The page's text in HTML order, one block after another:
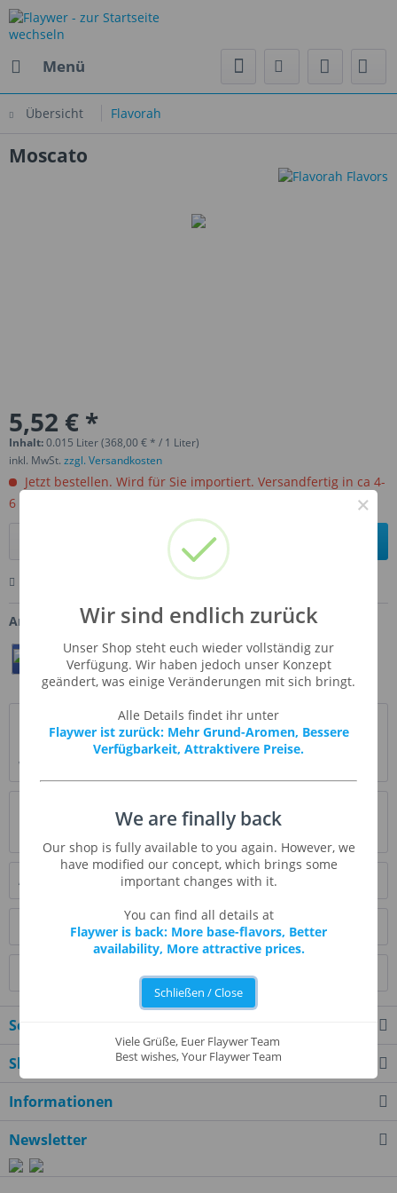
Menü
Übersicht Flavorah
Moscato
5,52 € *
Inhalt:0.015 Liter (368,00 € * / 1 Liter)
inkl. MwSt. zzgl. Versandkosten
Jetzt bestellen. Wird für Sie importiert. Versandfertig in ca 4-
6 Wochen.
In den
Fragen zum Artikel
Artikel-Nr.: FLV-MOSCAT
Teilen Twittern Pin It
Ein süßer Wein, grüner Traubengeschmack, der nicht hefig
wie Champagner ist, sondern kräftige...
0
Bewertungen lesen, schreiben und diskutieren...
Ähnliche Artikel
Kunden kauften auch
Kunden haben sich ebenfalls angesehen
Service Hotline
Shop Service
Informationen
Newsletter
×
Wir sind endlich zurück
Unser Shop steht euch wieder vollständig zur
Verfügung. Wir haben jedoch unser Konzept
geändert, was einige Veränderungen mit sich bringt.
Alle Details findet ihr unter
Flaywer ist zurück: Mehr Grund-Aromen, Bessere
Verfügbarkeit, Attraktivere Preise.
We are finally back
Our shop is fully available to you again. However, we
have modified our concept, which brings some
important changes with it.
You can find all details at
Flaywer is back: More base-flavors, Better
availability, More attractive prices.
Schließen / Close
Viele Grüße, Euer Flaywer Team
Best wishes, Your Flaywer Team